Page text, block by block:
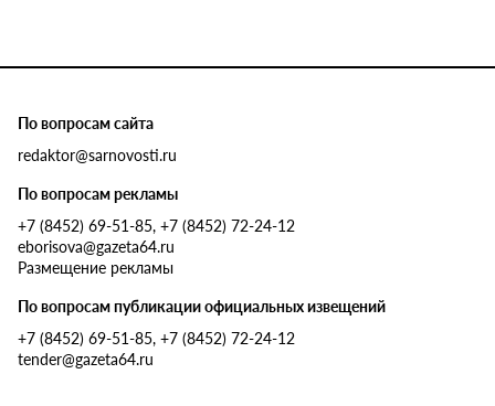
По вопросам сайта
redaktor@sarnovosti.ru
По вопросам рекламы
+7 (8452) 69-51-85, +7 (8452) 72-24-12
eborisova@gazeta64.ru
Размещение рекламы
По вопросам публикации официальных извещений
+7 (8452) 69-51-85, +7 (8452) 72-24-12
tender@gazeta64.ru